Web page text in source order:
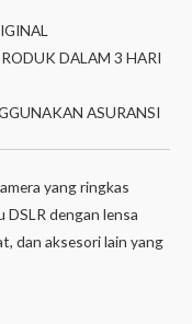
DALAM 3 HARI
ASURANSI
yang ringkas
dengan lensa
dan aksesori lain yang